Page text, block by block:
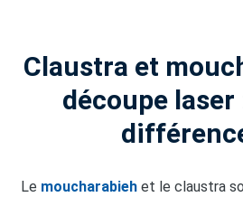
Claustra et
découpe laser
Le moucharabieh et le claustra